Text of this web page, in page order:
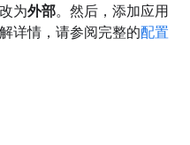
为外部。然后，添加应用
详情，请参阅完整的配置